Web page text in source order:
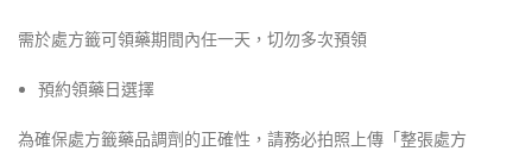
需於處方籤可領藥期間內任一天，切勿多次預領
預約領藥日選擇
為確保處方籤藥品調劑的正確性，請務必拍照上傳「整張處方